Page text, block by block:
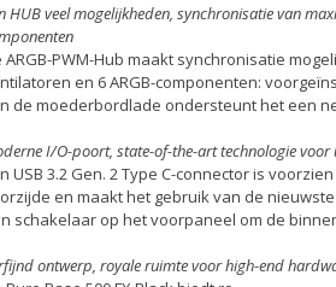
HUB veel mogelijkheden, synchronisatie van
ARGB-PWM-Hub maakt synchronisatie
en 6 ARGB-componenten:
de moederbordlade ondersteunt het een
I/O-poort, state-of-the-art technologie voor
USB 3.2 Gen. 2 Type C-connector is
en maakt het gebruik van de
schakelaar op het voorpaneel om de
ontwerp, royale ruimte voor high-end